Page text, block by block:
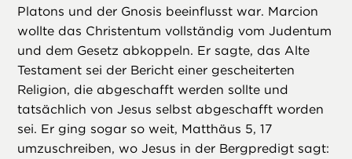
Platons und der Gnosis beeinflusst war. Marcion
wollte das Christentum vollständig vom Judentum
und dem Gesetz abkoppeln. Er sagte, das Alte
Testament sei der Bericht einer gescheiterten
Religion, die abgeschafft werden sollte und
tatsächlich von Jesus selbst abgeschafft worden
sei. Er ging sogar so weit, Matthäus 5, 17
umzuschreiben, wo Jesus in der Bergpredigt sagt: